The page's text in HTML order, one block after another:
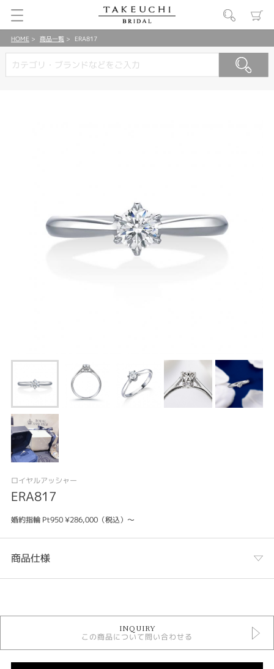
HOME 商品一覧 ERA817
ロイヤルアッシャー
ERA817
婚約指輪 Pt950 ¥286,000（税込）～
商品仕様
婚約指輪
ROYAL ASSCHER 婚約指輪
婚約指輪 ストレート
婚約指輪 ソリテール
INQUIRY
この商品について問い合わせる